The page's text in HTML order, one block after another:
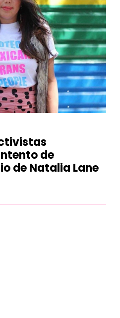
de
de Natalia Lane